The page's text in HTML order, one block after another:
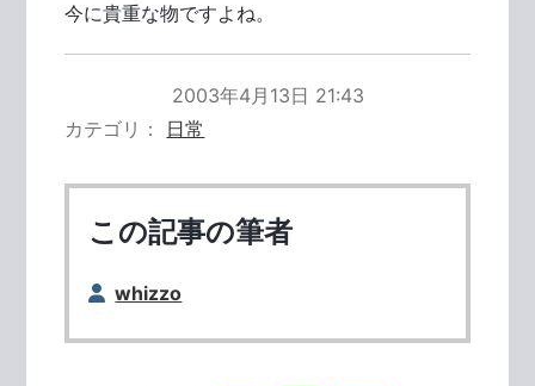
今に貴重な物ですよね。
2003年4月13日 21:43
カテゴリ
日常
この記事の筆者
whizzo